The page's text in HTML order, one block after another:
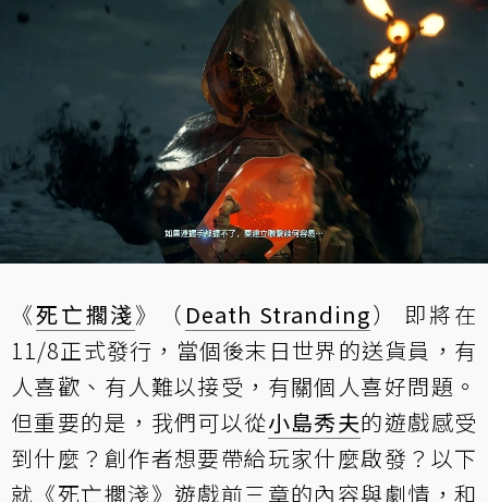
《死亡擱淺》（ Death Stranding） 即將在
11/8正式發行，當個後末日世界的送貨員，有
人喜歡、有人難以接受，有關個人喜好問題。
但重要的是，我們可以從小島秀夫的遊戲感受
到什麼？創作者想要帶給玩家什麼啟發？以下
就《死亡擱淺》遊戲前三章的內容與劇情，和